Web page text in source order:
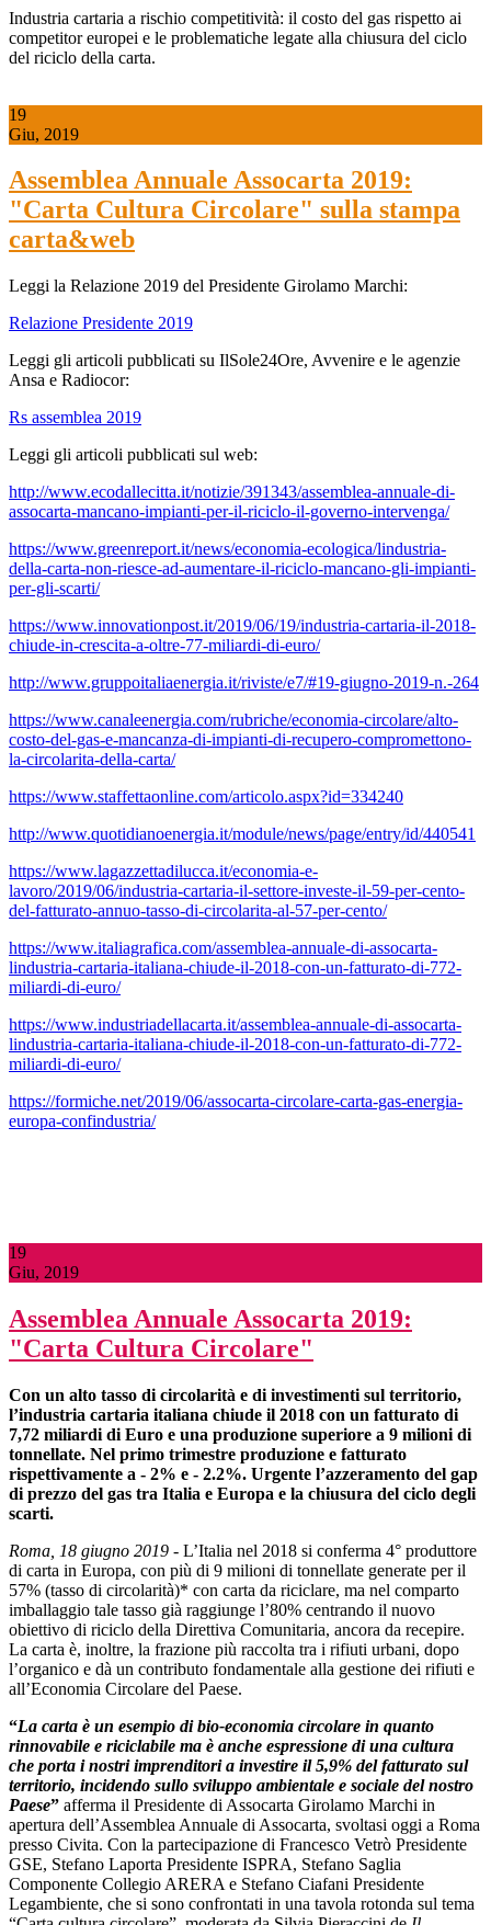
Industria cartaria a rischio competitività: il costo del gas rispetto ai
competitor europei e le problematiche legate alla chiusura del ciclo
del riciclo della carta.
19
Giu, 2019
Assemblea Annuale Assocarta 2019:
"Carta Cultura Circolare" sulla stampa
carta&web
Leggi la Relazione 2019 del Presidente Girolamo Marchi:
Relazione Presidente 2019
Leggi gli articoli pubblicati su IlSole24Ore, Avvenire e le agenzie
Ansa e Radiocor:
Rs assemblea 2019
Leggi gli articoli pubblicati sul web:
http://www.ecodallecitta.it/notizie/391343/assemblea-annuale-di-
assocarta-mancano-impianti-per-il-riciclo-il-governo-intervenga/
https://www.greenreport.it/news/economia-ecologica/lindustria-
della-carta-non-riesce-ad-aumentare-il-riciclo-mancano-gli-impianti-
per-gli-scarti/
https://www.innovationpost.it/2019/06/19/industria-cartaria-il-2018-
chiude-in-crescita-a-oltre-77-miliardi-di-euro/
http://www.gruppoitaliaenergia.it/riviste/e7/#19-giugno-2019-n.-264
https://www.canaleenergia.com/rubriche/economia-circolare/alto-
costo-del-gas-e-mancanza-di-impianti-di-recupero-compromettono-
la-circolarita-della-carta/
https://www.staffettaonline.com/articolo.aspx?id=334240
http://www.quotidianoenergia.it/module/news/page/entry/id/440541
https://www.lagazzettadilucca.it/economia-e-
lavoro/2019/06/industria-cartaria-il-settore-investe-il-59-per-cento-
del-fatturato-annuo-tasso-di-circolarita-al-57-per-cento/
https://www.italiagrafica.com/assemblea-annuale-di-assocarta-
lindustria-cartaria-italiana-chiude-il-2018-con-un-fatturato-di-772-
miliardi-di-euro/
https://www.industriadellacarta.it/assemblea-annuale-di-assocarta-
lindustria-cartaria-italiana-chiude-il-2018-con-un-fatturato-di-772-
miliardi-di-euro/
https://formiche.net/2019/06/assocarta-circolare-carta-gas-energia-
europa-confindustria/
19
Giu, 2019
Assemblea Annuale Assocarta 2019:
"Carta Cultura Circolare"
Con un alto tasso di circolarità e di investimenti sul territorio,
l’industria cartaria italiana chiude il 2018 con un fatturato di
7,72 miliardi di Euro e una produzione superiore a 9 milioni di
tonnellate. Nel primo trimestre produzione e fatturato
rispettivamente a - 2% e - 2.2%. Urgente l’azzeramento del gap
di prezzo del gas tra Italia e Europa e la chiusura del ciclo degli
scarti.
Roma, 18 giugno 2019 - L’Italia nel 2018 si conferma 4° produttore
di carta in Europa, con più di 9 milioni di tonnellate generate per il
57% (tasso di circolarità)* con carta da riciclare, ma nel comparto
imballaggio tale tasso già raggiunge l’80% centrando il nuovo
obiettivo di riciclo della Direttiva Comunitaria, ancora da recepire.
La carta è, inoltre, la frazione più raccolta tra i rifiuti urbani, dopo
l’organico e dà un contributo fondamentale alla gestione dei rifiuti e
all’Economia Circolare del Paese.
“La carta è un esempio di bio-economia circolare in quanto
rinnovabile e riciclabile ma è anche espressione di una cultura
che porta i nostri imprenditori a investire il 5,9% del fatturato sul
territorio, incidendo sullo sviluppo ambientale e sociale del nostro
Paese” afferma il Presidente di Assocarta Girolamo Marchi in
apertura dell’Assemblea Annuale di Assocarta, svoltasi oggi a Roma
presso Civita. Con la partecipazione di Francesco Vetrò Presidente
GSE, Stefano Laporta Presidente ISPRA, Stefano Saglia
Componente Collegio ARERA e Stefano Ciafani Presidente
Legambiente, che si sono confrontati in una tavola rotonda sul tema